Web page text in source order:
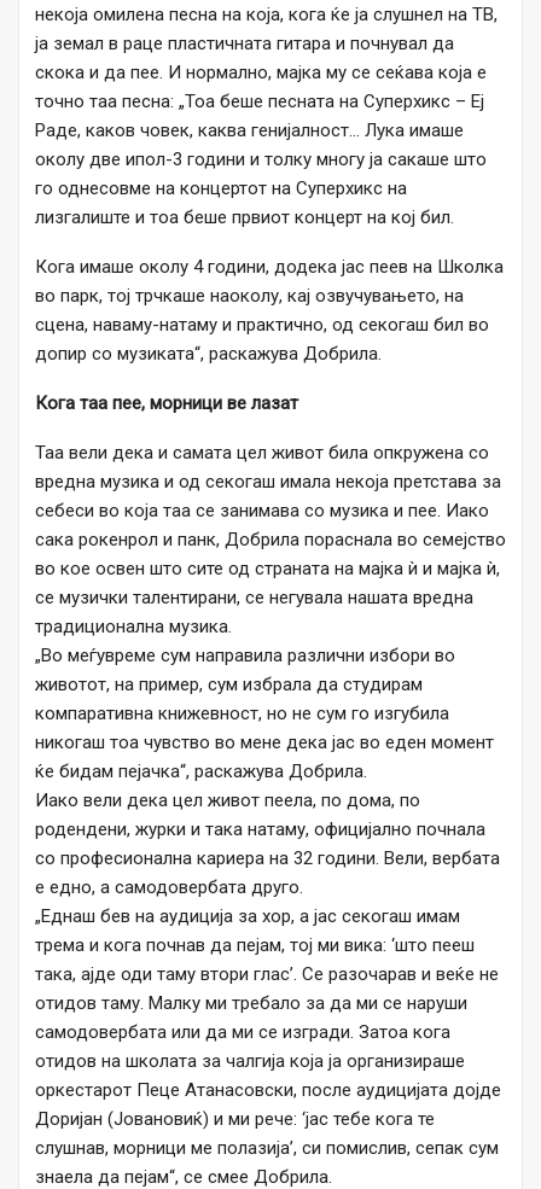
некоја омилена песна на која, кога ќе ја слушнел на ТВ,
ја земал в раце пластичната гитара и почнувал да
скока и да пее. И нормално, мајка му се сеќава која е
точно таа песна: „Тоа беше песната на Суперхикс – Еј
Раде, каков човек, каква генијалност… Лука имаше
околу две ипол-3 години и толку многу ја сакаше што
го однесовме на концертот на Суперхикс на
лизгалиште и тоа беше првиот концерт на кој бил.
Кога имаше околу 4 години, додека јас пеев на Школка
во парк, тој трчкаше наоколу, кај озвучувањето, на
сцена, наваму-натаму и практично, од секогаш бил во
допир со музиката“, раскажува Добрила.
Кога таа пее, морници ве лазат
Таа вели дека и самата цел живот била опкружена со
вредна музика и од секогаш имала некоја претстава за
себеси во која таа се занимава со музика и пее. Иако
сака рокенрол и панк, Добрила пораснала во семејство
во кое освен што сите од страната на мајка ѝ и мајка ѝ,
се музички талентирани, се негувала нашата вредна
традиционална музика.
„Во меѓувреме сум направила различни избори во
животот, на пример, сум избрала да студирам
компаративна книжевност, но не сум го изгубила
никогаш тоа чувство во мене дека јас во еден момент
ќе бидам пејачка“, раскажува Добрила.
Иако вели дека цел живот пеела, по дома, по
родендени, журки и така натаму, официјално почнала
со професионална кариера на 32 години. Вели, вербата
е едно, а самодовербата друго.
„Еднаш бев на аудиција за хор, а јас секогаш имам
трема и кога почнав да пејам, тој ми вика: ‘што пееш
така, ајде оди таму втори глас’. Се разочарав и веќе не
отидов таму. Малку ми требало за да ми се наруши
самодовербата или да ми се изгради. Затоа кога
отидов на школата за чалгија која ја организираше
оркестарот Пеце Атанасовски, после аудицијата дојде
Доријан (Јовановиќ) и ми рече: ‘јас тебе кога те
слушнав, морници ме полазија’, си помислив, сепак сум
знаела да пејам“, се смее Добрила.